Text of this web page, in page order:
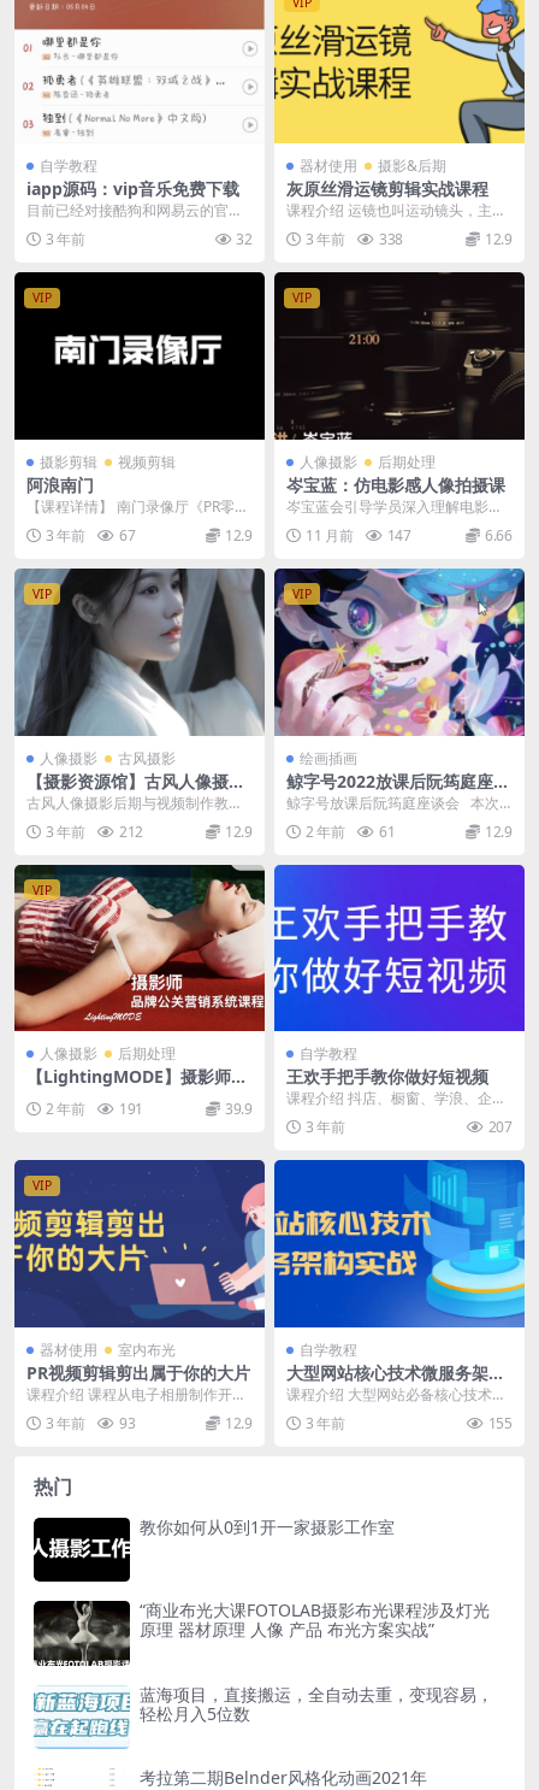
自学教程
iapp源码：vip音乐免费下载
目前已经对接酷狗和网易云的官方
接口，所有VIP音乐都可以下载了
的， 酷狗有个代码...
3 年前 32
器材使用 摄影&后期
灰原丝滑运镜剪辑实战课程
课程介绍 运镜也叫运动镜头，主要
是指镜头自身的运动，在影视作品
中，处于静止状态的...
3 年前 338 12.9
VIP
摄影剪辑 视频剪辑
阿浪南门
【课程详情】 南门录像厅《PR零基
础系统学剪辑思维训练营2021》主
讲人：阿浪，...
3 年前 67 12.9
VIP
人像摄影 后期处理
岑宝蓝：仿电影感人像拍摄课
岑宝蓝会引导学员深入理解电影感
人像摄影的多元风格，如英伦复古
电影风格的优雅精致、...
11 月前 147 6.66
VIP
人像摄影 古风摄影
【摄影资源馆】古风人像摄影
后期与视频制作教程
古风人像摄影后期与视频制作教程
古风摄影后期教程 古风人像摄影近
年来成为非常热门...
3 年前 212 12.9
VIP
绘画插画
鲸字号2022放课后阮筠庭座谈
会【画质还可以只有视频】
鲸字号放课后阮筠庭座谈会 本次
分享的是鲸字号2022放课后阮筠庭
座...2 年前 61 12.9
VIP
人像摄影 后期处理
【LightingMODE】摄影师品
2 年前 191 39.9
自学教程
王欢手把手教你做好短视频
课程介绍 抖店、橱窗、学浪、企业
号、精选联盟实操课程！课程非常
详细，深入浅出，通...
3 年前 207
VIP
器材使用 室内布光
PR视频剪辑剪出属于你的大片
课程介绍 课程从电子相册制作开始
讲起，教你电影混剪，炫酷节奏卡
点视频，字母效果制...
3 年前 93 12.9
自学教程
大型网站核心技术微服务架构
实战
课程介绍 大型网站必备核心技术，
微服务架构详解，是升职加薪、弯
道超车必备技能，大...
3 年前 155
热门
教你如何从0到1开一家摄影工作室
“商业布光大课FOTOLAB摄影布光课程涉及灯光
原理 器材原理 人像 产品 布光方案实战”
蓝海项目，直接搬运，全自动去重，变现容易，
轻松月入5位数
考拉第二期Belnder风格化动画2021年